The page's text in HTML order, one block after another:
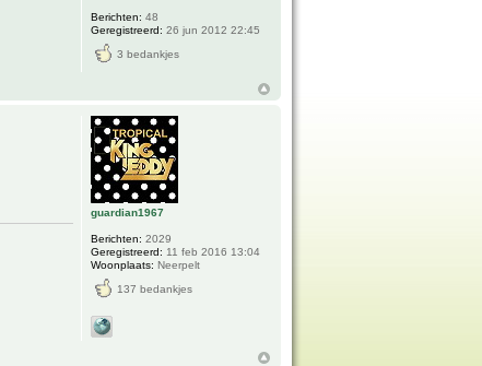
Berichten: 48
Geregistreerd: 26 jun 2012 22:45
3 bedankjes
guardian1967
Berichten: 2029
Geregistreerd: 11 feb 2016 13:04
Woonplaats: Neerpelt
137 bedankjes